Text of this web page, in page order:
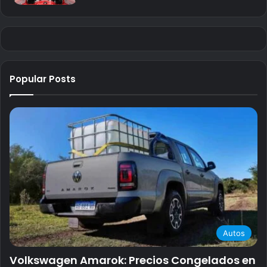
Popular Posts
Autos
Volkswagen Amarok: Precios Congelados en